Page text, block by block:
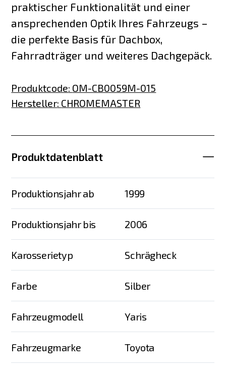
praktischer Funktionalität und einer
ansprechenden Optik Ihres Fahrzeugs –
die perfekte Basis für Dachbox,
Fahrradträger und weiteres Dachgepäck.
Produktcode: OM-CB0059M-015
Hersteller: CHROMEMASTER
Produktdatenblatt
Produktionsjahr ab 1999
Produktionsjahr bis 2006
Karosserietyp Schrägheck
Farbe Silber
Fahrzeugmodell Yaris
Fahrzeugmarke Toyota